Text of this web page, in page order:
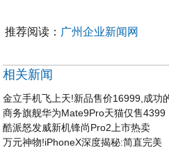
推荐阅读： 广州企业新闻网
相关新闻
金立手机飞上天!新品售价16999,成功
商务旗舰华为Mate9Pro天猫仅售4399
酷派怒发威新机锋尚Pro2上市热卖
万元神物!iPhoneX深度揭秘:简直完美